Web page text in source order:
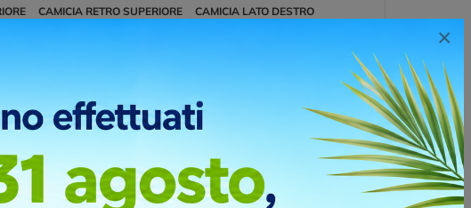
×
CAMICIA RETRO SUPERIORE CAMICIA LATO DESTRO
CAMICIA RETRO SUPERIORE CAMICIA LATO DESTRO